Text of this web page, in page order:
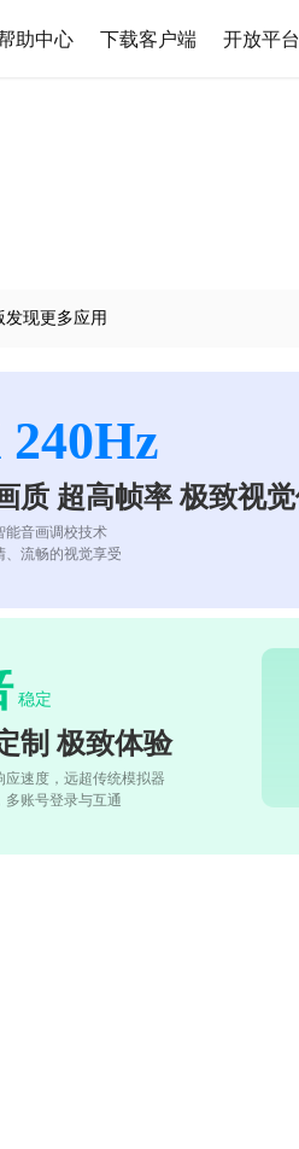
助中心 下载客户端 开放平台
现更多应用
质 超高帧率 极致视
能音画调校技术
、流畅的视觉享受
稳定
制 极致体验
应速度，远超传统模拟器
多账号登录与互通